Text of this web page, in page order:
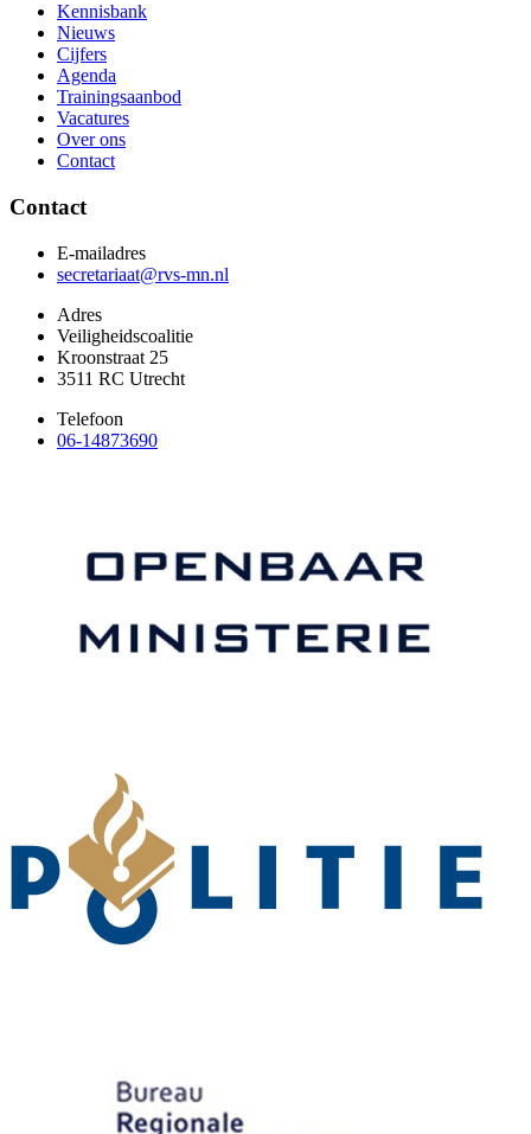
Kennisbank
Nieuws
Cijfers
Agenda
Trainingsaanbod
Vacatures
Over ons
Contact
Contact
E-mailadres
secretariaat@rvs-mn.nl
Adres
Veiligheidscoalitie
Kroonstraat 25
3511 RC Utrecht
Telefoon
06-14873690